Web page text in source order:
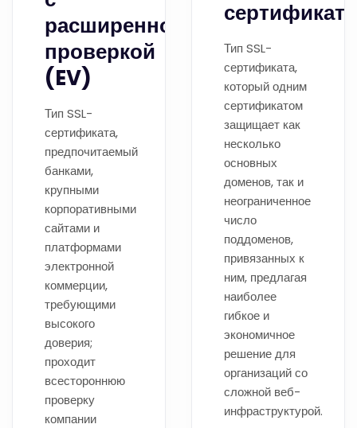
расширенной
проверкой
(EV)
Тип SSL-
сертификата,
предпочитаемый
банками,
крупными
корпоративными
сайтами и
платформами
электронной
коммерции,
требующими
высокого
доверия;
проходит
всестороннюю
проверку
компании
Тип SSL-
сертификата,
который одним
сертификатом
защищает как
несколько
основных
доменов, так и
неограниченное
число
поддоменов,
привязанных к
ним, предлагая
наиболее
гибкое и
экономичное
решение для
организаций со
сложной веб-
инфраструктурой.